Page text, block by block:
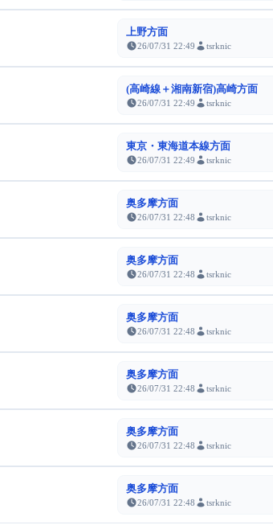
上野方面
26/07/31 22:49 tsrknic
(高崎線＋湘南新宿)高崎方面
26/07/31 22:49 tsrknic
東京・東海道本線方面
26/07/31 22:49 tsrknic
奥多摩方面
26/07/31 22:48 tsrknic
奥多摩方面
26/07/31 22:48 tsrknic
奥多摩方面
26/07/31 22:48 tsrknic
奥多摩方面
26/07/31 22:48 tsrknic
奥多摩方面
26/07/31 22:48 tsrknic
奥多摩方面
26/07/31 22:48 tsrknic